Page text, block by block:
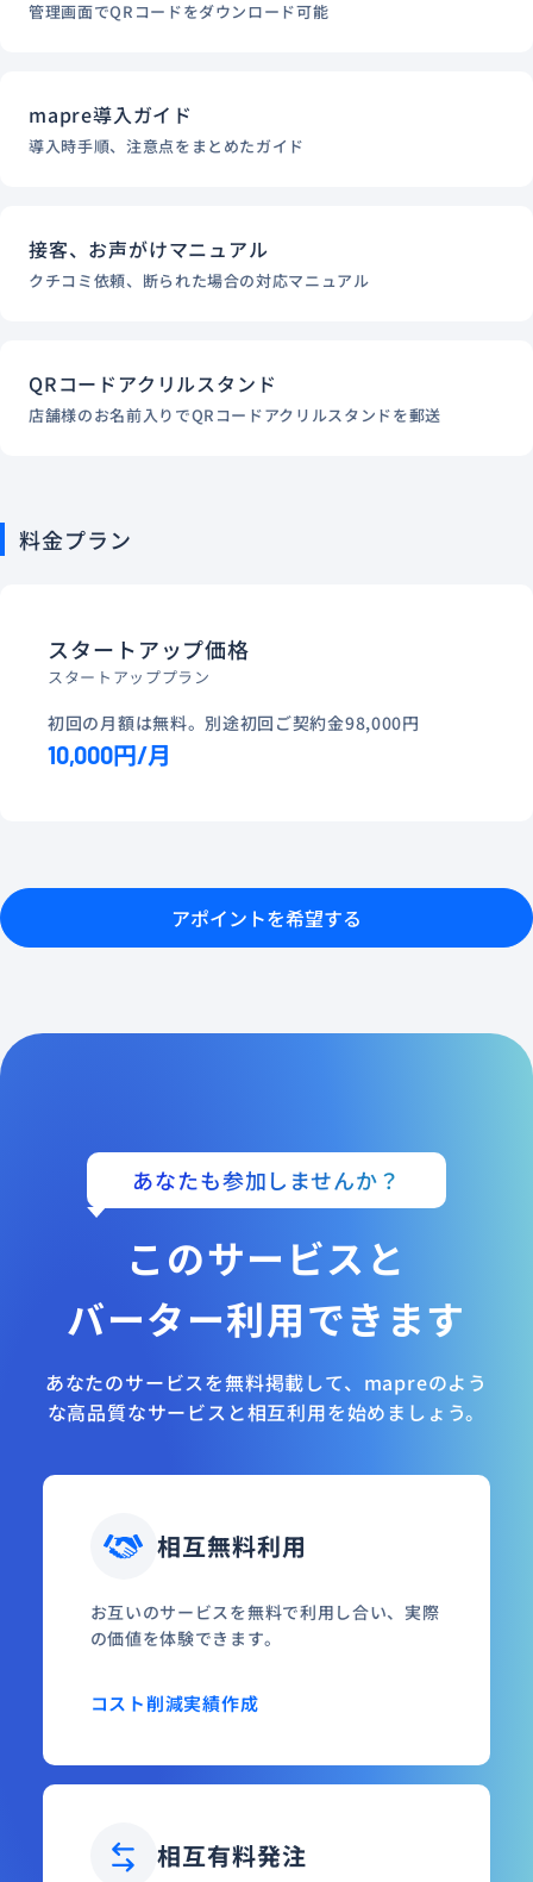
管理画面でQRコードをダウンロード可能
mapre導入ガイド
導入時手順、注意点をまとめたガイド
接客、お声がけマニュアル
クチコミ依頼、断られた場合の対応マニュアル
QRコードアクリルスタンド
店舗様のお名前入りでQRコードアクリルスタンドを郵送
料金プラン
スタートアップ価格
スタートアッププラン
初回の月額は無料。別途初回ご契約金98,000円
10,000円/月
アポイントを希望する
あなたも参加しませんか？
このサービスと
バーター利用できます
あなたのサービスを無料掲載して、mapreのよう
な高品質なサービスと相互利用を始めましょう。
相互無料利用
お互いのサービスを無料で利用し合い、実際
の価値を体験できます。
コスト削減実績作成
相互有料発注